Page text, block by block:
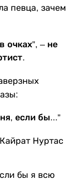
певца, зачем
очках”, – не
если бы...”
Нуртас
бы я всю